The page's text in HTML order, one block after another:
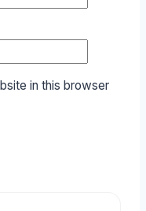
in this browser